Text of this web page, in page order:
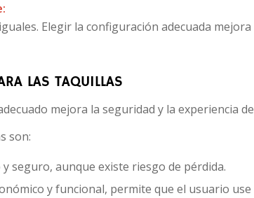
Elegir la configuración adecuada mejora
LAS TAQUILLAS
mejora la seguridad y la experiencia
son:
y seguro, aunque existe riesgo de pérdida.
y funcional, permite que el usuario